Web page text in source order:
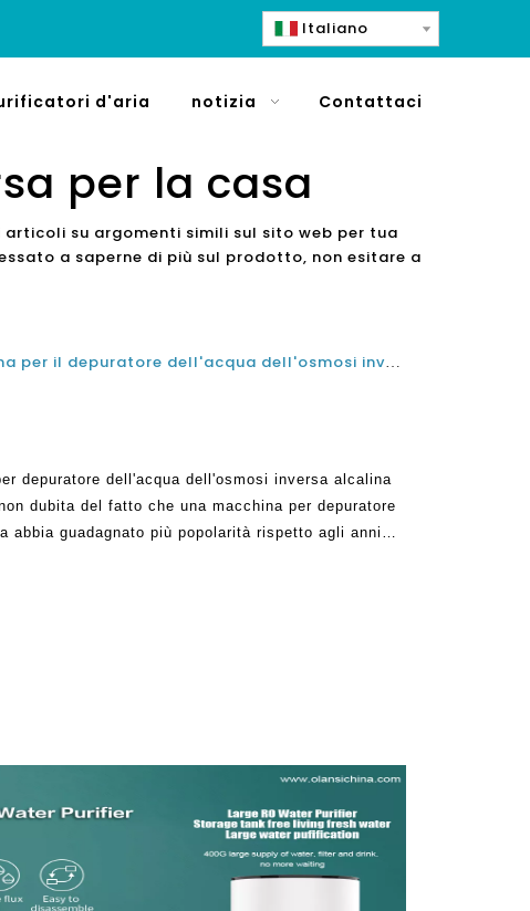
Italiano
d'aria notizia Contattaci
per la casa
su argomenti simili sul sito web per tua
a saperne di più sul prodotto, non esitare a
Come la migliore macchina per il depuratore dell'acqua dell'osmosi inversa alcalina può aiutarti a perdere peso
depuratore dell'acqua dell'osmosi inversa alcalina
dubita del fatto che una macchina per depuratore
abbia guadagnato più popolarità rispetto agli anni